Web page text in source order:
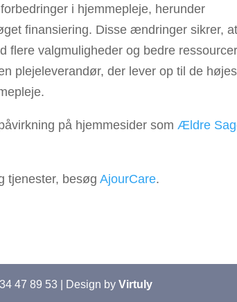
i hjemmepleje, herunder
finansiering. Disse ændringer sikrer,
flere valgmuligheder og bedre
plejeleverandør, der lever op til de
på hjemmesider somÆldre
tjenester, besøgAjourCare.
47 89 53 | Design byVirtuly